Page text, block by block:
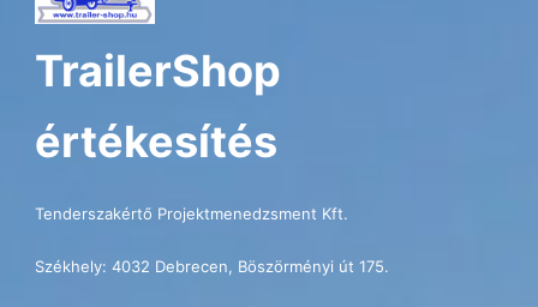
TrailerShop
értékesítés
Tenderszakértő Projektmenedzsment Kft.
Székhely: 4032 Debrecen, Böszörményi út 175.